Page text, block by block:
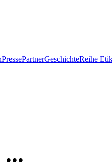
PressePartnerGeschichteReihe